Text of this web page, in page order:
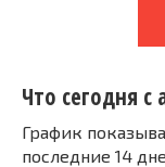
Что сегодня
График
последние 14